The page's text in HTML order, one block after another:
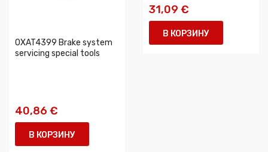
0XAT4399 Brake system
servicing special tools
40,86 €
В КОРЗИНУ
31,09 €
В КОРЗИНУ